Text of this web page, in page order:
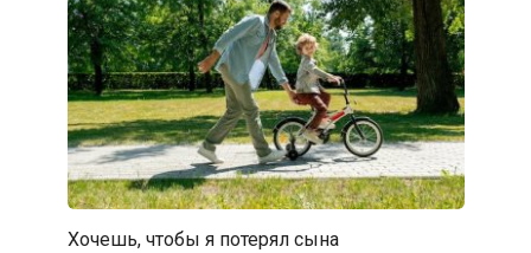
Хочешь, чтобы я потерял сына